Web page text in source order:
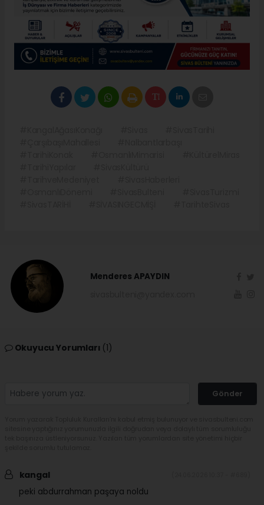
Menderes APAYDIN
Okuyucu Yorumları (1)
Gönder
kangal
peki abdurrahman paşaya noldu